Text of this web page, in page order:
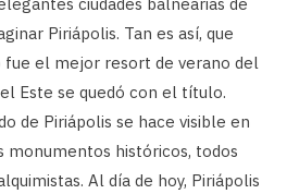
Piriápolis. Tan es así, que
el mejor resort de verano del
Este se quedó con el título.
de Piriápolis se hace visible en
monumentos históricos, todos
Al día de hoy, Piriápolis